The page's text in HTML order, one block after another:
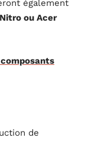
également
ou Acer
de